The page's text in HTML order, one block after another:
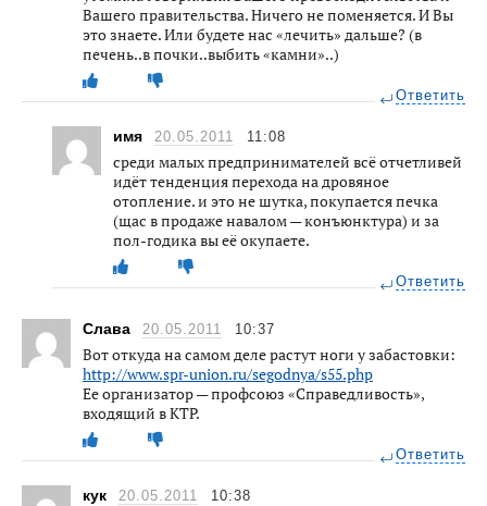
Вашего правительства. Ничего не поменяется. И Вы
это знаете. Или будете нас «лечить» дальше? (в
печень..в почки..выбить «камни»..)
Ответить
имя 20.05.2011 11:08
среди малых предпринимателей всё отчетливей
идёт тенденция перехода на дровяное
отопление. и это не шутка, покупается печка
(щас в продаже навалом — конъюнктура) и за
пол-годика вы её окупаете.
Ответить
Слава 20.05.2011 10:37
Вот откуда на самом деле растут ноги у забастовки:
http://www.spr-union.ru/segodnya/s55.php
Ее организатор — профсоюз «Справедливость»,
входящий в КТР.
Ответить
кук 20.05.2011 10:38